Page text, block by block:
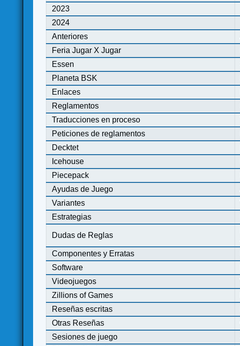
2023
2024
Anteriores
Feria Jugar X Jugar
Essen
Planeta BSK
Enlaces
Reglamentos
Traducciones en proceso
Peticiones de reglamentos
Decktet
Icehouse
Piecepack
Ayudas de Juego
Variantes
Estrategias
Dudas de Reglas
Componentes y Erratas
Software
Videojuegos
Zillions of Games
Reseñas escritas
Otras Reseñas
Sesiones de juego